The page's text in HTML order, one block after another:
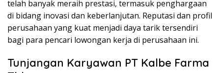
telah banyak meraih prestasi, termasuk penghargaan
di bidang inovasi dan keberlanjutan. Reputasi dan profil
perusahaan yang kuat menjadi daya tarik tersendiri
bagi para pencari lowongan kerja di perusahaan ini.
Tunjangan Karyawan PT Kalbe Farma